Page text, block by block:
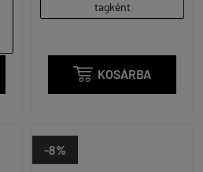
tagként
 KOSÁRBA
-8%